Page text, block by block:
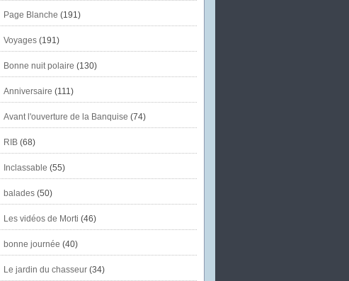
Page Blanche (191)
Voyages(191)
Bonne nuit polaire (130)
Anniversaire (111)
Avant l'ouverture de la Banquise (74)
RIB(68)
Inclassable (55)
balades(50)
Les vidéos de Morti (46)
bonne journée (40)
Le jardin du chasseur(34)